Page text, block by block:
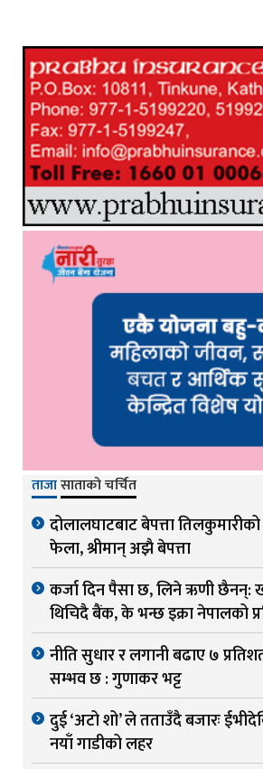
ताजासाताको चर्चित
दोलालघाटबाट बेपत्ता
फेला, श्रीमान् अझै बेपत्ता
कर्जा दिन पैसा छ, लिने ऋणी छैनन्:
थिचिदै बैंक, के भन्छ इक्रा नेपालको
नीति सुधार र लगानी बढाए ७
सम्भव छ : गुणाकर भट्ट
दुई ‘अटो शो’ ले तताउँदै बजारः
नयाँ गाडीको लहर